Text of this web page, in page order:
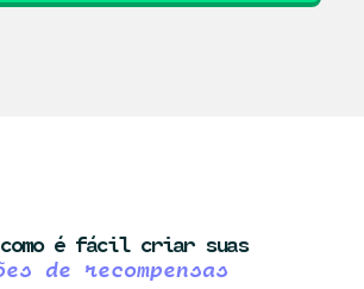
é fácil criar suas
de recompensas